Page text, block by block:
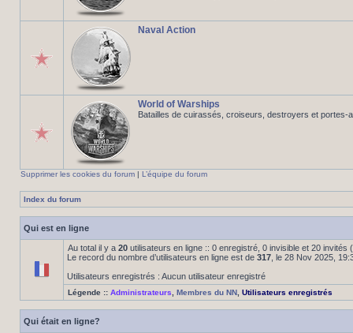
Naval Action
World of Warships
Batailles de cuirassés, croiseurs, destroyers et portes-
Supprimer les cookies du forum | L’équipe du forum
Index du forum
Qui est en ligne
Au total il y a 20 utilisateurs en ligne :: 0 enregistré, 0 invisible et 20
Le record du nombre d’utilisateurs en ligne est de 317 , le 28 Nov 2025,
Utilisateurs enregistrés : Aucun utilisateur enregistré
Légende :: Administrateurs Membres du NN Utilisateurs enregistrés
Qui était en ligne?